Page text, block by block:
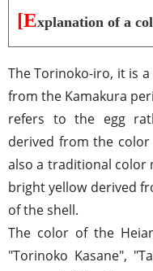
[Explanation of a
The Torinoko-iro, it is
from the Kamakura
refers to the egg
derived from the
also a traditional color
bright yellow derived
of the shell.
The color of the
"Torinoko Kasane",